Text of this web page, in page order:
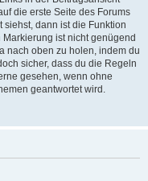
die erste Seite des Forums
dann ist die Funktion
ist nicht genügend
nach oben zu holen, indem du
sicher, dass du die Regeln
gesehen, wenn ohne
geantwortet wird.